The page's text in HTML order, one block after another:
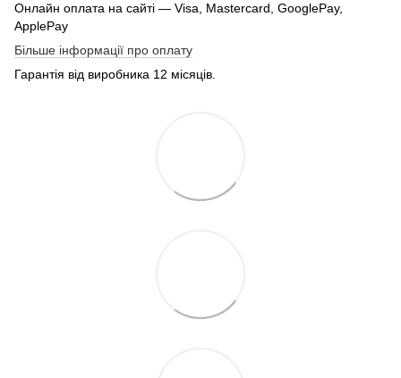
Онлайн оплата на сайті — Visa, Mastercard, GooglePay,
ApplePay
Більше інформації про оплату
Гарантія від виробника 12 місяців.